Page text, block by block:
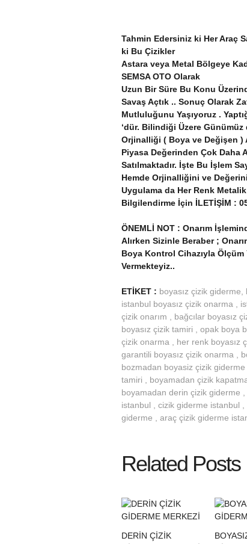
Tahmin Edersiniz ki Her Araç
ki Bu Çizikler
Astara veya Metal Bölgeye
SEMSA OTO Olarak
Uzun Bir Süre Bu Konu
Savaş Açtık .. Sonuç Olarak
Mutluluğunu Yaşıyoruz .
‘dür. Bilindiği Üzere Günümüz
Orjinalliği ( Boya ve Değişen )
Piyasa Değerinden Çok Daha
Satılmaktadır. İşte Bu İşlem
Hemde Orjinalliğini ve
Uygulama da Her Renk
Bilgilendirme İçin İLETİŞİM :
ÖNEMLİ NOT : Onarım
Alırken Sizinle Beraber ;
Boya Kontrol Cihazıyla Ölçüm
Vermekteyiz..
ETİKET : boyasız çizik
istanbul boyasız çizik onarma ,
çizik onarım , bağcılar boyasız
boyasız çizik tamiri , opak boya
çizik onarma , her renk boyasız
garantili boyasız çizik onarma ,
bozmadan boyasiz çizik
tamiri , boyamadan çizik
boyamadan derin çizik giderme
istanbul , cizik giderme istanbul ,
giderme , araç çizik giderme
Related Posts
DERİN ÇİZİK